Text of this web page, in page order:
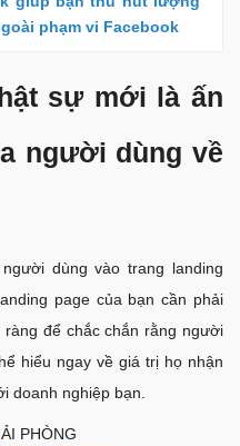
phạm vi Facebook
sự mới là ấn
người dùng về
dùng vào trang landing
page của bạn cần phải
để chắc chắn rằng người
hiểu ngay về giá trị họ nhận
doanh nghiệp bạn.
PHÒNG